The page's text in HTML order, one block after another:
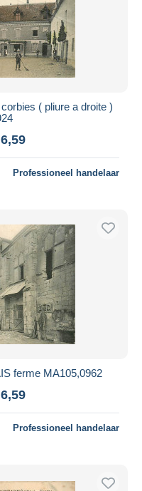
( pliure a droite )
Professioneel handelaar
ferme MA105,0962
Professioneel handelaar